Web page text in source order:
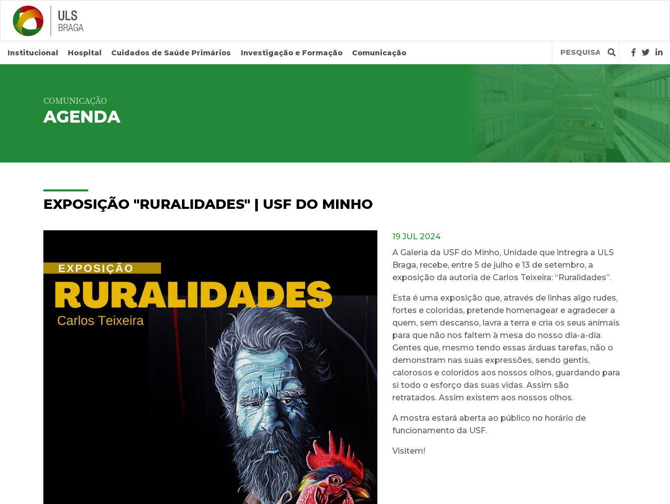
Saltar para conteúdo principal
Institucional Hospital Cuidados de Saúde Primários Investigação e Formação Comunicação
Query
COMUNICAÇÃO
AGENDA
EXPOSIÇÃO "RURALIDADES" | USF DO MINHO
19 JUL 2024
A Galeria da USF do Minho, Unidade que intregra a ULS
Braga, recebe, entre 5 de julho e 13 de setembro, a
exposição da autoria de Carlos Teixeira: “Ruralidades”.
Esta é uma exposição que, através de linhas algo rudes,
fortes e coloridas, pretende homenagear e agradecer a
quem, sem descanso, lavra a terra e cria os seus animais
para que não nos faltem à mesa do nosso dia-a-dia.
Gentes que, mesmo tendo essas árduas tarefas, não o
demonstram nas suas expressões, sendo gentis,
calorosos e coloridos aos nossos olhos, guardando para
si todo o esforço das suas vidas. Assim são
retratados. Assim existem aos nossos olhos.
A mostra estará aberta ao público no horário de
funcionamento da USF.
Visitem!